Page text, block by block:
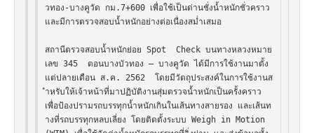
วทอง-บางคูวัด กม.7+600 เพื่อใช้เป็นด่านชั่งน้ำหนักชั่วคราว
และมีการตรวจสอบน้ำหนักอย่างต่อเนื่องสม่ำเสมอ
สถานีตรวจสอบน้ำหนักย่อย Spot  Check บนทางหลวงหมาย
เลข 345  ตอนบางบัวทอง – บางคูวัด ได้มีการใช้งานมาตั้ง
แต่ปลายเดือน ส.ค. 2562  โดยมีวัตถุประสงค์ในการใช้งานส
ำหรับให้เจ้าหน้าที่มาปฏิบัติงานสุ่มตรวจน้ำหนักเป็นครั้งคราว
เพื่อป้องปรามรถบรรทุกน้ำหนักเกินในเส้นทางสายรอง และเส้นท
างที่รถบรรทุกหลบเลี่ยง โดยติดตั้งระบบ Weigh in Motion